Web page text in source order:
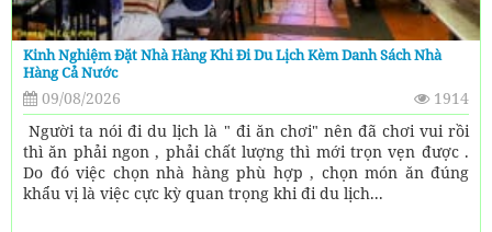
Kinh Nghiệm Đặt Nhà Hàng Khi Đi Du Lịch Kèm Danh Sách Nhà
Hàng Cả Nước
09/08/2026
1914
Người ta nói đi du lịch là " đi ăn chơi" nên đã chơi vui rồi
thì ăn phải ngon , phải chất lượng thì mới trọn vẹn được .
Do đó việc chọn nhà hàng phù hợp , chọn món ăn đúng
khẩu vị là việc cực kỳ quan trọng khi đi du lịch...